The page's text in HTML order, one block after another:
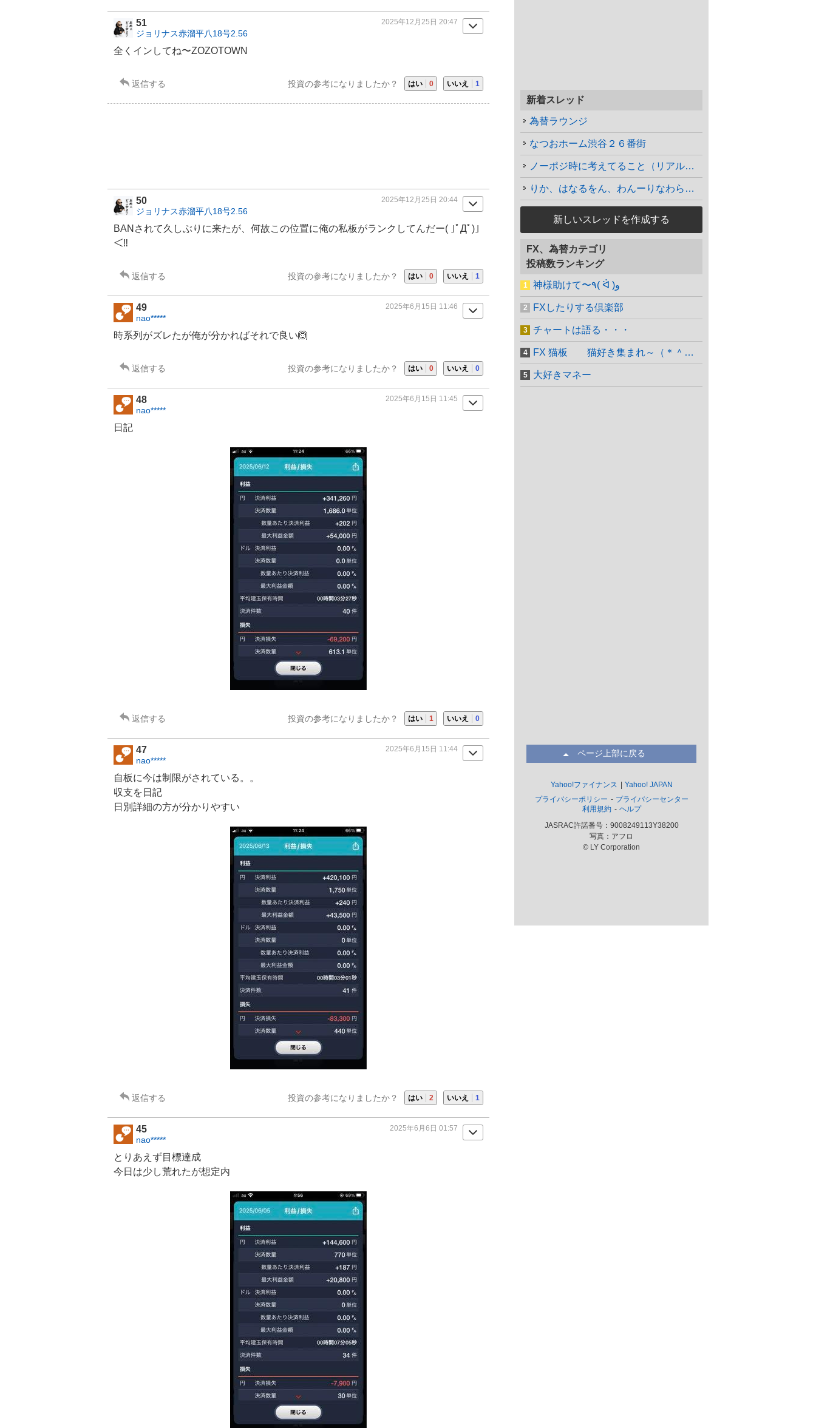
51
ジョリナス赤溜平八18号2.56
2025年12月25日 20:47
全くインしてね〜ZOZOTOWN
返信する 投資の参考になりましたか？ はい 0 いいえ 1
50
ジョリナス赤溜平八18号2.56
2025年12月25日 20:44
BANされて久しぶりに来たが、何故この位置に俺の私板がランクしてんだー( ｣ﾟДﾟ)｣
＜‼️
返信する 投資の参考になりましたか？ はい 0 いいえ 1
49
nao*****
2025年6月15日 11:46
時系列がズレたが俺が分かればそれで良い🙆
返信する 投資の参考になりましたか？ はい 0 いいえ 0
48
nao*****
2025年6月15日 11:45
日記
返信する 投資の参考になりましたか？ はい 1 いいえ 0
47
nao*****
2025年6月15日 11:44
自板に今は制限がされている。。
収支を日記
日別詳細の方が分かりやすい
返信する 投資の参考になりましたか？ はい 2 いいえ 1
45
nao*****
2025年6月6日 01:57
とりあえず目標達成
今日は少し荒れたが想定内
新着スレッド
為替ラウンジ
なつおホーム渋谷２６番街
ノーポジ時に考えてること（リアルタイム）
りか、はなるをん、わんーりなわらをーる…
新しいスレッドを作成する
FX、為替カテゴリ
投稿数ランキング
神様助けて〜٩( ᐛ )و
FXしたりする倶楽部
チャートは語る・・・
FX 猫板 猫好き集まれ～（＊＾＾＊）
大好きマネー
ページ上部に戻る
Yahoo!ファイナンス
Yahoo! JAPAN
プライバシーポリシー
プライバシーセンター
利用規約
ヘルプ
JASRAC許諾番号：9008249113Y38200
写真：アフロ
© LY Corporation